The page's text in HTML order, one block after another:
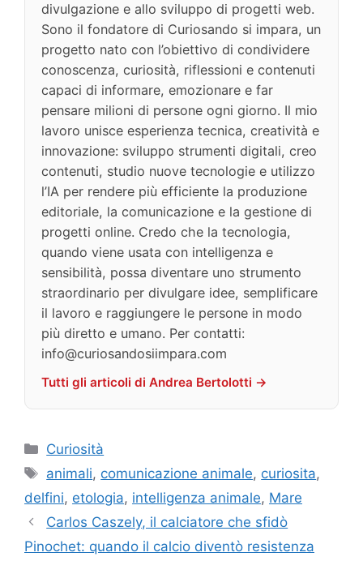
divulgazione e allo sviluppo di progetti web.
Sono il fondatore di Curiosando si impara, un
progetto nato con l’obiettivo di condividere
conoscenza, curiosità, riflessioni e contenuti
capaci di informare, emozionare e far
pensare milioni di persone ogni giorno. Il mio
lavoro unisce esperienza tecnica, creatività e
innovazione: sviluppo strumenti digitali, creo
contenuti, studio nuove tecnologie e utilizzo
l’IA per rendere più efficiente la produzione
editoriale, la comunicazione e la gestione di
progetti online. Credo che la tecnologia,
quando viene usata con intelligenza e
sensibilità, possa diventare uno strumento
straordinario per divulgare idee, semplificare
il lavoro e raggiungere le persone in modo
più diretto e umano. Per contatti:
info@curiosandosiimpara.com
Tutti gli articoli di Andrea Bertolotti →
Categorie
Curiosità
Tag
animali, comunicazione animale, curiosita,
delfini, etologia, intelligenza animale, Mare
Carlos Caszely, il calciatore che sfidò
Pinochet: quando il calcio diventò resistenza